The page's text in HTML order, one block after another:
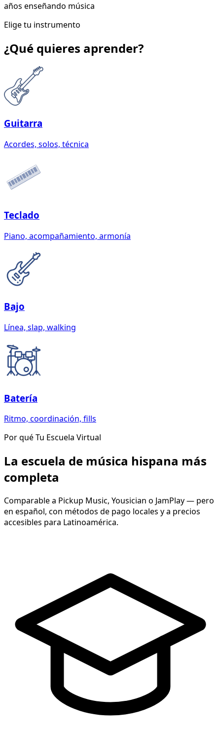
años enseñando música
Elige tu instrumento
¿Qué quieres aprender?
Guitarra
Acordes, solos, técnica
Teclado
Piano, acompañamiento, armonía
Bajo
Línea, slap, walking
Batería
Ritmo, coordinación, fills
Por qué Tu Escuela Virtual
La escuela de música hispana más
completa
Comparable a Pickup Music, Yousician o JamPlay — pero
en español, con métodos de pago locales y a precios
accesibles para Latinoamérica.